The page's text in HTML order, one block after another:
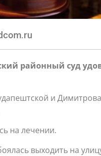
районный суд
и
на лечении.
выходить на